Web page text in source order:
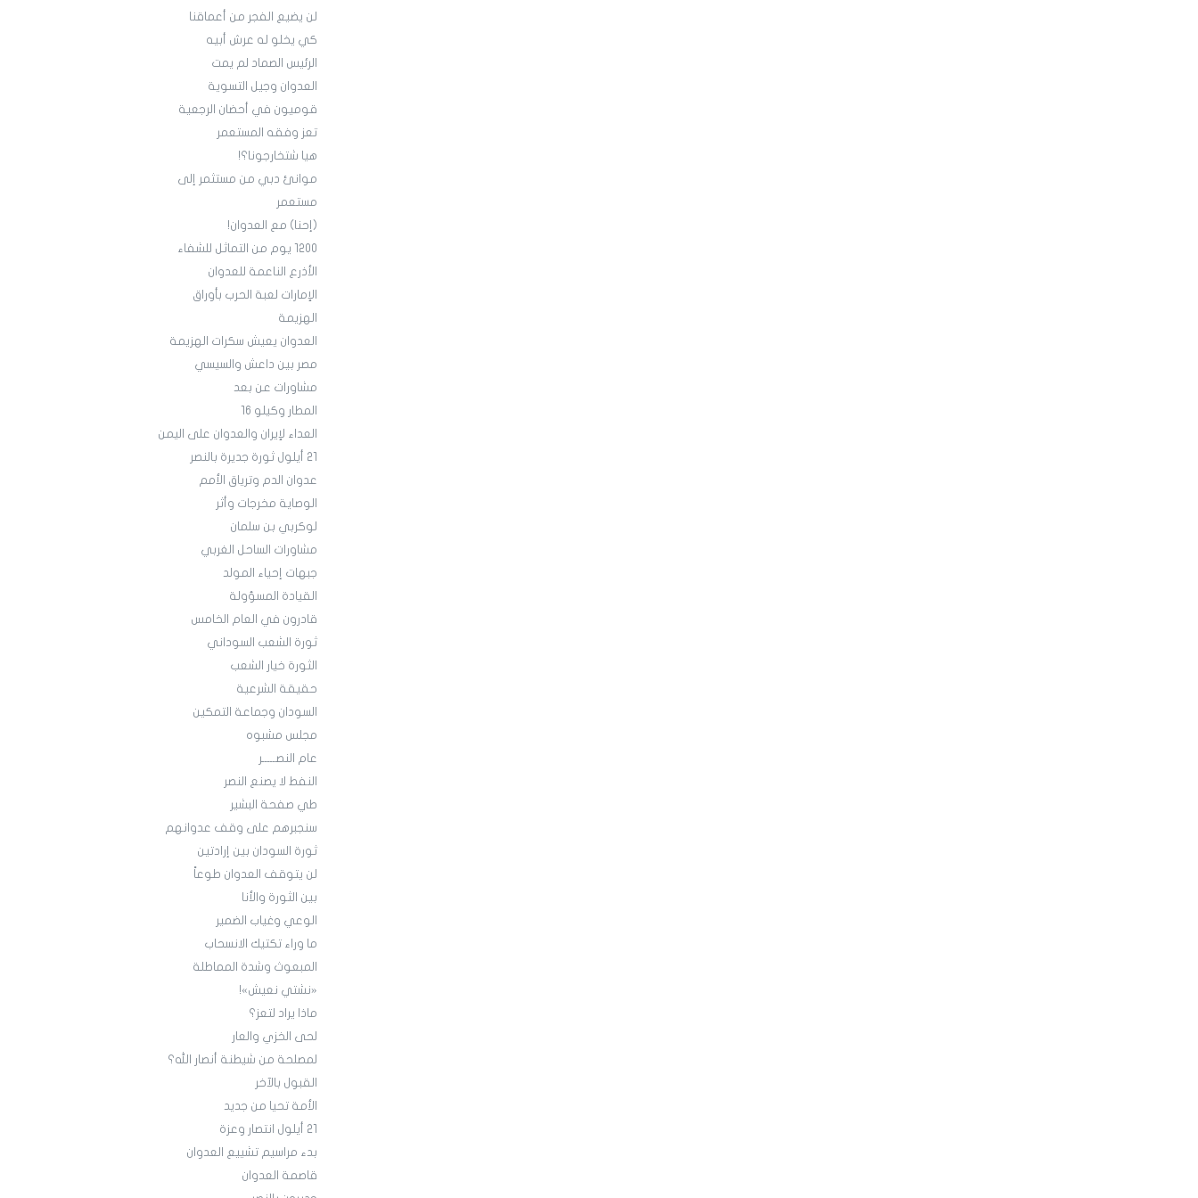
لن يضيع الفجر من أعماقنا
كي يخلو له عرش أبيه
الرئيس الصماد لم يمت
العدوان وجيل التسوية
قوميون في أحضان الرجعية
تعز وفقه المستعمر
هيا شتخارجونا؟!
موانئ دبي من مستثمر إلى
مستعمر
(إحنا) مع العدوان!
1200 يوم من التماثل للشفاء
الأذرع الناعمة للعدوان
الإمارات لعبة الحرب بأوراق
الهزيمة
العدوان يعيش سكرات الهزيمة
مصر بين داعش والسيسي
مشاورات عن بعد
المطار وكيلو 16
العداء لإيران والعدوان على اليمن
21 أيلول ثورة جديرة بالنصر
عدوان الدم وترياق الأمم
الوصاية مخرجات وأثر
لوكربي بن سلمان
مشاورات الساحل الغربي
جبهات إحياء المولد
القيادة المسؤولة
قادرون في العام الخامس
ثورة الشعب السوداني
الثورة خيار الشعب
حقيقة الشرعية
السودان وجماعة التمكين
مجلس مشبوه
عام النصـــــر
النفط لا يصنع النصر
طي صفحة البشير
سنجبرهم على وقف عدوانهم
ثورة السودان بين إرادتين
لن يتوقف العدوان طوعاً
بين الثورة والأنا
الوعي وغياب الضمير
ما وراء تكتيك الانسحاب
المبعوث وشدة المماطلة
«نشتي نعيش»!
ماذا يراد لتعز؟
لحى الخزي والعار
لمصلحة من شيطنة أنصار الله؟
القبول بالآخر
الأمة تحيا من جديد
21 أيلول انتصار وعزة
بدء مراسيم تشييع العدوان
قاصمة العدوان